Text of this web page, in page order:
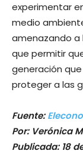
experimentar
medio
amenazando a
que permitir
generación
proteger a las
Fuente:
Por: Verónica
Publicada: 18